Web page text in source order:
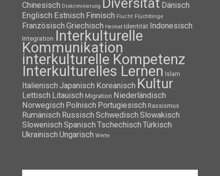
Chinesisch Diskriminierung Diversität Dänisch
Englisch Estnisch Finnisch Flucht Flüchtlinge
Französisch Griechisch Heimat Identität Indonesisch
Integration Interkulturelle
Kommunikation
interkulturelle Kompetenz
Interkulturelles Lernen Islam
Italienisch Japanisch Koreanisch Kultur
Lettisch Litauisch Migration Niederländisch
Norwegisch Polnisch Portugiesisch Rassismus
Rumänisch Russisch Schwedisch Slowakisch
Slowenisch Spanisch Tschechisch Türkisch
Ukrainisch Ungarisch Werte